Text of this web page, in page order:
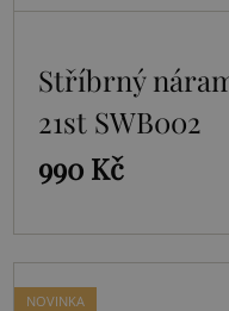
Stříbrný
21st SWB002
990 Kč
NOVINKA